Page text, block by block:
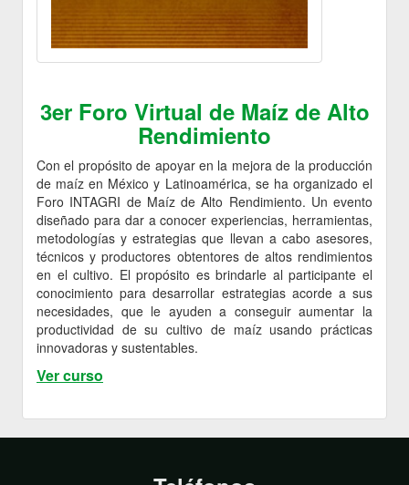
3er Foro Virtual de Maíz de Alto
Rendimiento
Con el propósito de apoyar en la mejora de la producción
de maíz en México y Latinoamérica, se ha organizado el
Foro INTAGRI de Maíz de Alto Rendimiento. Un evento
diseñado para dar a conocer experiencias, herramientas,
metodologías y estrategias que llevan a cabo asesores,
técnicos y productores obtentores de altos rendimientos
en el cultivo. El propósito es brindarle al participante el
conocimiento para desarrollar estrategias acorde a sus
necesidades, que le ayuden a conseguir aumentar la
productividad de su cultivo de maíz usando prácticas
innovadoras y sustentables.
Ver curso